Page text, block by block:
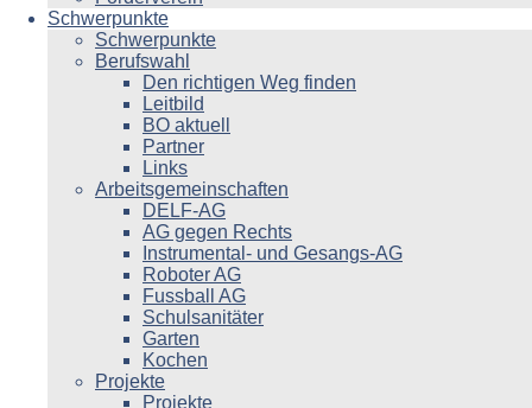
Schwerpunkte
Schwerpunkte
Berufswahl
Den richtigen Weg finden
Leitbild
BO aktuell
Partner
Links
Arbeitsgemeinschaften
DELF-AG
AG gegen Rechts
Instrumental- und Gesangs-AG
Roboter AG
Fussball AG
Schulsanitäter
Garten
Kochen
Projekte
Projekte